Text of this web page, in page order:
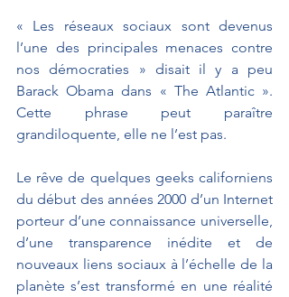
« Les réseaux sociaux sont devenus
l’une des principales menaces contre
nos démocraties » disait il y a peu
Barack Obama dans « The Atlantic ».
Cette phrase peut paraître
grandiloquente, elle ne l’est pas.
Le rêve de quelques geeks californiens
du début des années 2000 d’un Internet
porteur d’une connaissance universelle,
d’une transparence inédite et de
nouveaux liens sociaux à l’échelle de la
planète s’est transformé en une réalité